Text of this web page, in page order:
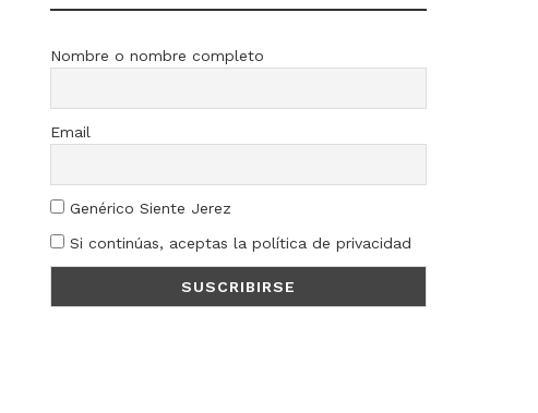
Nombre o nombre completo
Email
Genérico Siente Jerez
Si continúas, aceptas la política de privacidad